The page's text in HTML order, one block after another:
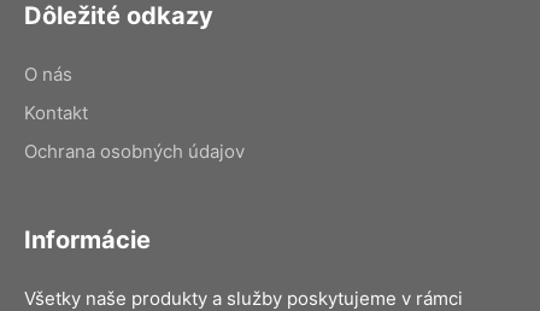
Dôležité odkazy
O nás
Kontakt
Ochrana osobných údajov
Informácie
Všetky naše produkty a služby poskytujeme v rámci